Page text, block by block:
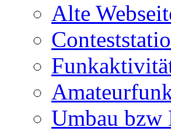
Alte
Umbau bzw